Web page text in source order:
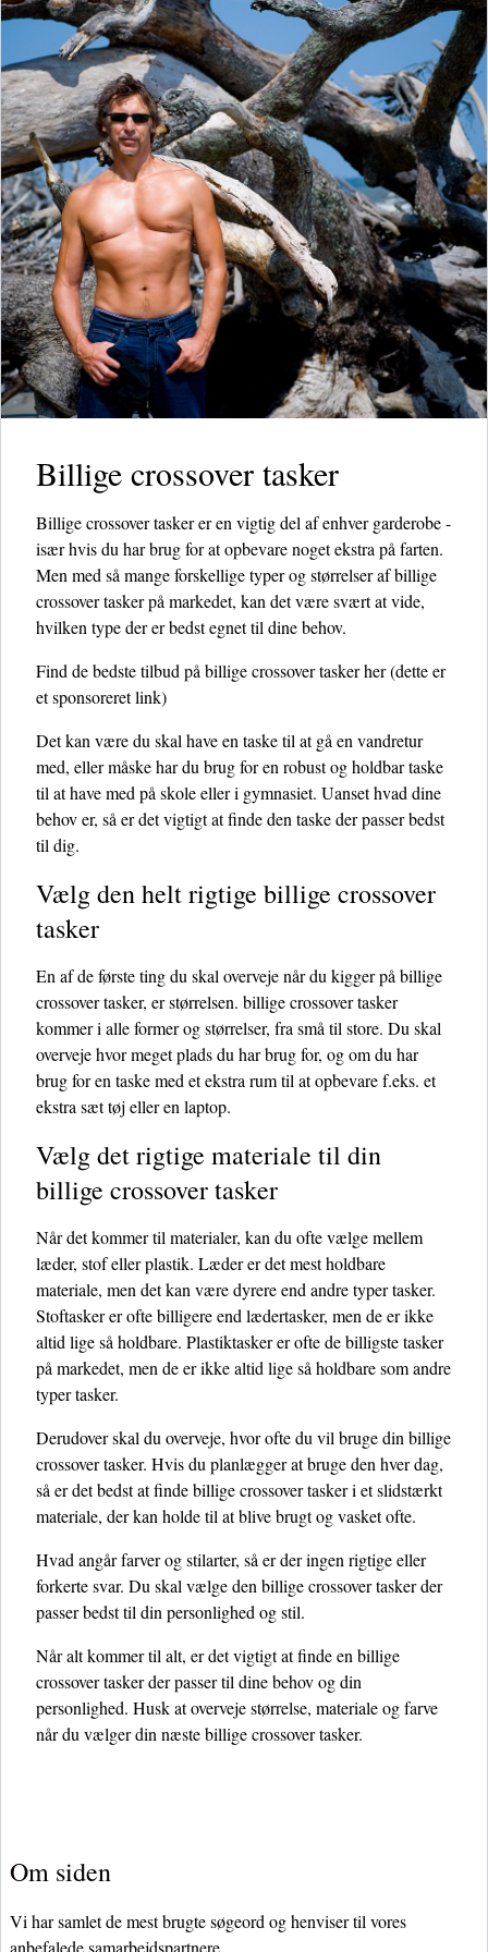
Billige crossover tasker
Billige crossover tasker er en vigtig del af enhver garderobe -
især hvis du har brug for at opbevare noget ekstra på farten.
Men med så mange forskellige typer og størrelser af billige
crossover tasker på markedet, kan det være svært at vide,
hvilken type der er bedst egnet til dine behov.
Find de bedste tilbud på billige crossover tasker her(dette er
et sponsoreret link)
Det kan være du skal have en taske til at gå en vandretur
med, eller måske har du brug for en robust og holdbar taske
til at have med på skole eller i gymnasiet. Uanset hvad dine
behov er, så er det vigtigt at finde den taske der passer bedst
til dig.
Vælg den helt rigtige billige crossover
tasker
En af de første ting du skal overveje når du kigger på billige
crossover tasker, er størrelsen. billige crossover tasker
kommer i alle former og størrelser, fra små til store. Du skal
overveje hvor meget plads du har brug for, og om du har
brug for en taske med et ekstra rum til at opbevare f.eks. et
ekstra sæt tøj eller en laptop.
Vælg det rigtige materiale til din
billige crossover tasker
Når det kommer til materialer, kan du ofte vælge mellem
læder, stof eller plastik. Læder er det mest holdbare
materiale, men det kan være dyrere end andre typer tasker.
Stoftasker er ofte billigere end lædertasker, men de er ikke
altid lige så holdbare. Plastiktasker er ofte de billigste tasker
på markedet, men de er ikke altid lige så holdbare som andre
typer tasker.
Derudover skal du overveje, hvor ofte du vil bruge din billige
crossover tasker. Hvis du planlægger at bruge den hver dag,
så er det bedst at finde billige crossover tasker i et slidstærkt
materiale, der kan holde til at blive brugt og vasket ofte.
Hvad angår farver og stilarter, så er der ingen rigtige eller
forkerte svar. Du skal vælge den billige crossover tasker der
passer bedst til din personlighed og stil.
Når alt kommer til alt, er det vigtigt at finde en billige
crossover tasker der passer til dine behov og din
personlighed. Husk at overveje størrelse, materiale og farve
når du vælger din næste billige crossover tasker.
Om siden
Vi har samlet de mest brugte søgeord og henviser til vores
anbefalede samarbejdspartnere.